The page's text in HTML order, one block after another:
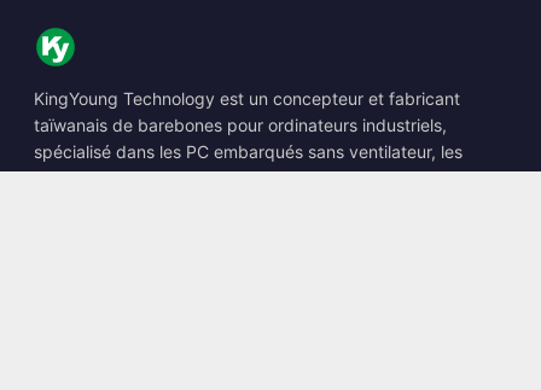
KingYoung Technology est un concepteur et fabricant
taïwanais de barebones pour ordinateurs industriels,
spécialisé dans les PC embarqués sans ventilateur, les
Edge AI Boxes et les solutions informatiques renforcées.